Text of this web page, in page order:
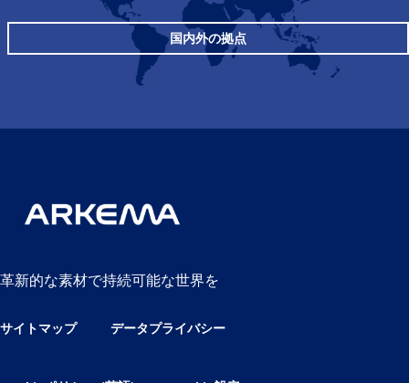
国内外の拠点
革新的な素材で持続可能な世界を
サイトマップ データプライバシー